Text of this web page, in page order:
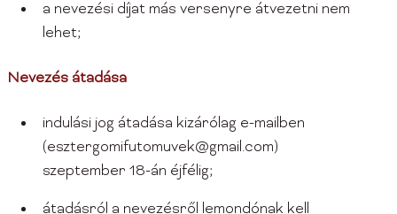
a nevezési díjat más versenyre átvezetni nem
lehet;
Nevezés átadása
indulási jog átadása kizárólag e-mailben
(esztergomifutomuvek@gmail.com)
szeptember 18-án éjfélig;
átadásról a nevezésről lemondónak kell